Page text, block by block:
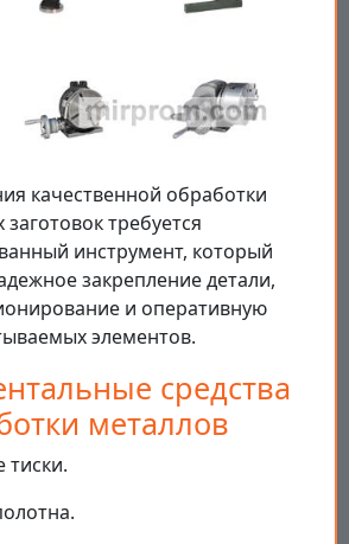
качественной обработки
требуется
инструмент, который
закрепление детали,
и оперативную
элементов.
средства
металлов
тиски.